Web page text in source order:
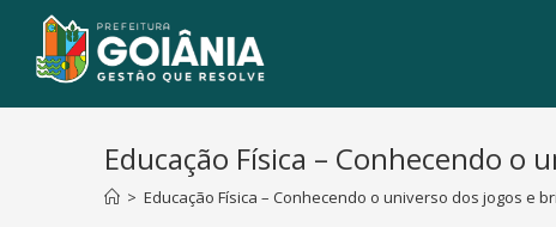
Educação Física – Conhecendo o
> Educação Física – Conhecendo o universo dos jogos e